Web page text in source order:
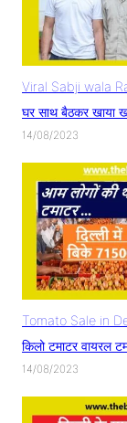
Viral Sabji wala
घर साथ बैठकर खाया
14/08/2023
Tomato Sale in
किलो टमाटर वायरल
14/08/2023